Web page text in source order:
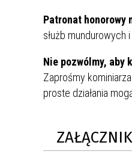
Patronat honorowy
służb mundurowych
Nie pozwólmy, aby
Zaprośmy
proste działania